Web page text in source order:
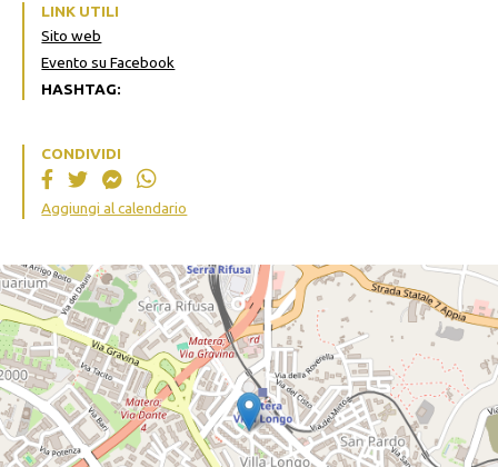
LINK UTILI
Sito web
Evento su Facebook
HASHTAG:
CONDIVIDI
Aggiungi al calendario